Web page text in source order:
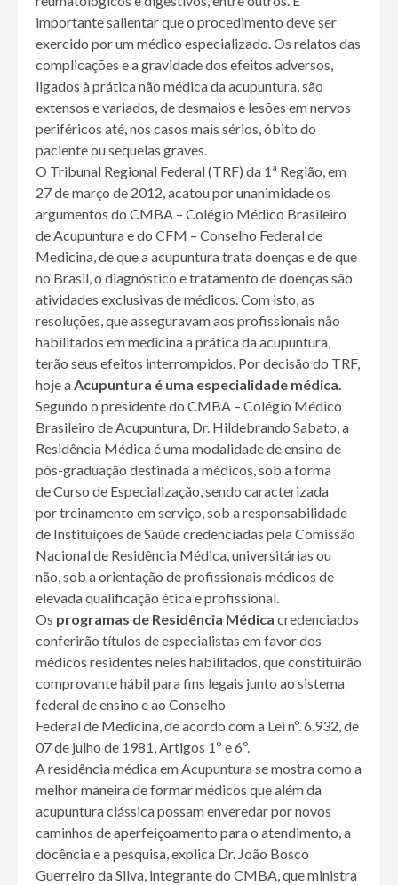
importante salientar que o procedimento deve ser
exercido por um médico especializado. Os relatos das
complicações e a gravidade dos efeitos adversos,
ligados à prática não médica da acupuntura, são
extensos e variados, de desmaios e lesões em nervos
periféricos até, nos casos mais sérios, óbito do
paciente ou sequelas graves.
O Tribunal Regional Federal (TRF) da 1ª Região, em
27 de março de 2012, acatou por unanimidade os
argumentos do CMBA – Colégio Médico Brasileiro
de Acupuntura e do CFM – Conselho Federal de
Medicina, de que a acupuntura trata doenças e de que
no Brasil, o diagnóstico e tratamento de doenças são
atividades exclusivas de médicos. Com isto, as
resoluções, que asseguravam aos profissionais não
habilitados em medicina a prática da acupuntura,
terão seus efeitos interrompidos. Por decisão do TRF,
hoje aAcupuntura é uma especialidade médica.
Segundo o presidente do CMBA – Colégio Médico
Brasileiro de Acupuntura, Dr. Hildebrando Sabato, a
Residência Médica é uma modalidade de ensino de
pós-graduação destinada a médicos, sob a forma
de Curso de Especialização, sendo caracterizada
por treinamento em serviço, sob a responsabilidade
de Instituições de Saúde credenciadas pela Comissão
Nacional de Residência Médica, universitárias ou
não, sob a orientação de profissionais médicos de
elevada qualificação ética e profissional.
Os programas de Residência Médica credenciados
conferirão títulos de especialistas em favor dos
médicos residentes neles habilitados, que constituirão
comprovante hábil para fins legais junto ao sistema
federal de ensino e ao Conselho
Federal de Medicina, de acordo com a Lei nº. 6.932, de
07 de julho de 1981, Artigos 1º e 6º.
A residência médica em Acupuntura se mostra como a
melhor maneira de formar médicos que além da
acupuntura clássica possam enveredar por novos
caminhos de aperfeiçoamento para o atendimento, a
docência e a pesquisa, explica Dr. João Bosco
Guerreiro da Silva, integrante do CMBA, que ministra